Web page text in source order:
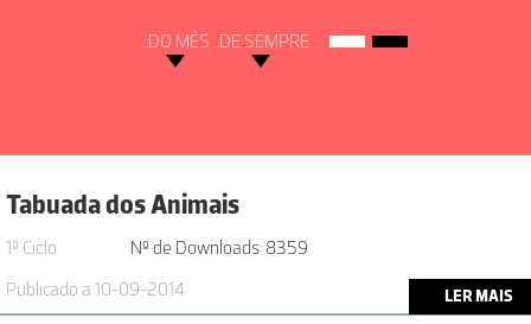
...DO MÊS ...DE SEMPRE
Tabuada dos Animais
1º Ciclo
Nº de Downloads: 8359
Publicado a 10-09-2014
LER MAIS